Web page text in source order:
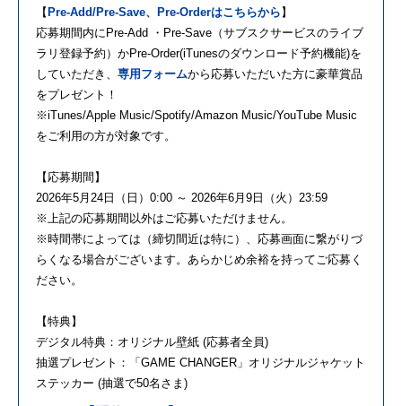
【 Pre-Add/Pre-Save、 Pre-Orderはこちらから 】
応募期間内に Pre-Add ・ Pre-Save （サブスクサービスのライブ
ラリ登録予約）かPre-Order(iTunesのダウンロード予約機能)を
していただき、 専用フォームから応募いただいた方に豪華賞品
をプレゼント！
※iTunes/Apple Music/Spotify/Amazon Music/YouTube Music
をご利用の方が対象です。
【応募期間】
2026年5月 24 日（日） 0:00 ～ 2026年6月 9 日（火） 23:59
※上記の応募期間以外はご応募いただけません。
※時間帯によっては（締切間近は特に）、応募画面に繋がりづ
らくなる場合がございます。あらかじめ余裕を持ってご応募く
ださい。
【特典】
デジタル特典：オリジナル壁紙 (応募者全員)
抽選プレゼント：「 GAME CHANGER 」オリジナルジャケット
ステッカー (抽選で50名さま )